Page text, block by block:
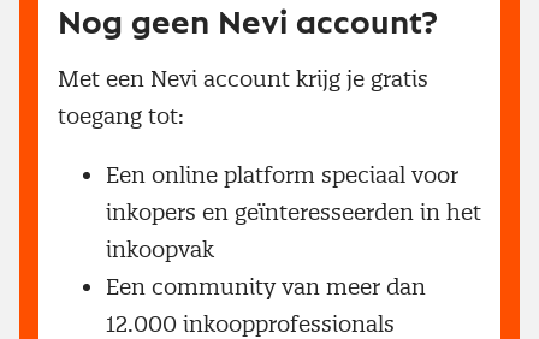
Nog geen Nevi account?
Met een Nevi account krijg je gratis
toegang tot:
Een online platform speciaal voor
inkopers en geïnteresseerden in het
inkoopvak
Een community van meer dan
12.000 inkoopprofessionals